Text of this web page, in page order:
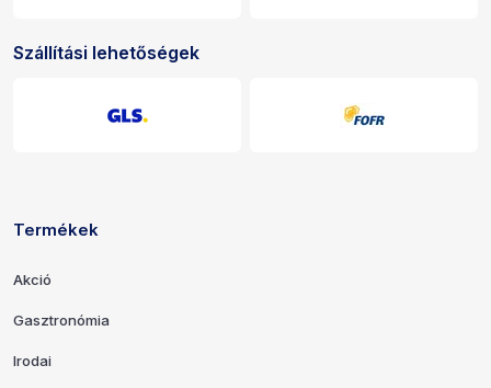
Szállítási lehetőségek
Hivatkozások és elérhetőségek
Termékek
Akció
Gasztronómia
Irodai